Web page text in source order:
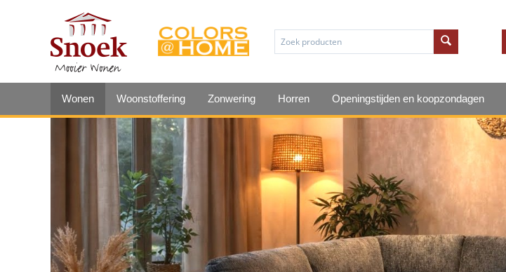
Wonen Woonstoffering Zonwering Horren Openingstijden en koopzondagen